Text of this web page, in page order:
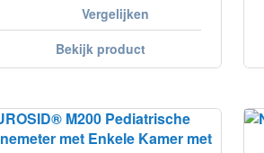
Vergelijken
Bekijk product